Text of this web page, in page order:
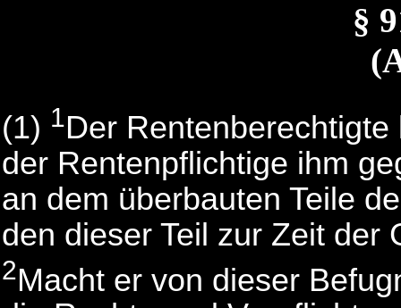
§
(1) 1Der
der Rentenpflichtige ihm
an dem überbauten Teile
den dieser Teil zur Zeit der
2Macht er von dieser